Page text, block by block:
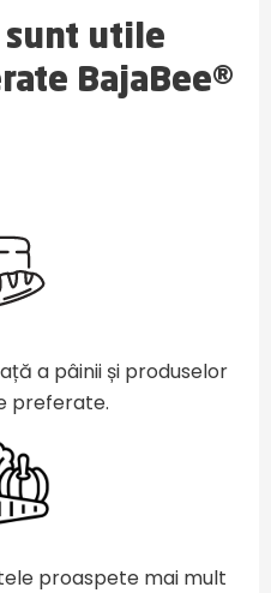
sunt utile
BajaBee®
a pâinii și produselor
preferate.
proaspete mai mult